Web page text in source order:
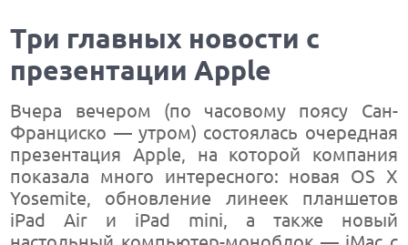
Три главных новости с
презентации Apple
Вчера вечером (по часовому поясу Сан-
Франциско — утром) состоялась очередная
презентация Apple, на которой компания
показала много интересного: новая OS X
Yosemite, обновление линеек планшетов
iPad Air и iPad mini, а также новый